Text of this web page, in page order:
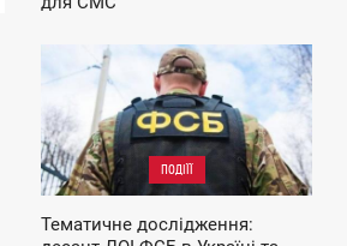
ПОДІЇЇ
Тематичне дослідження:
11:50